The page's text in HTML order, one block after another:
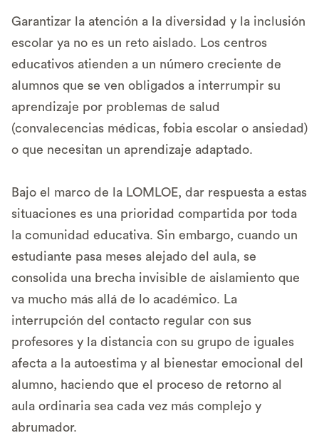
Garantizar la atención a la diversidad y la inclusión
escolar ya no es un reto aislado. Los centros
educativos atienden a un número creciente de
alumnos que se ven obligados a interrumpir su
aprendizaje por problemas de salud
(convalecencias médicas, fobia escolar o ansiedad)
o que necesitan un aprendizaje adaptado.
Bajo el marco de la LOMLOE, dar respuesta a estas
situaciones es una prioridad compartida por toda
la comunidad educativa. Sin embargo, cuando un
estudiante pasa meses alejado del aula, se
consolida una brecha invisible de aislamiento que
va mucho más allá de lo académico. La
interrupción del contacto regular con sus
profesores y la distancia con su grupo de iguales
afecta a la autoestima y al bienestar emocional del
alumno, haciendo que el proceso de retorno al
aula ordinaria sea cada vez más complejo y
abrumador.